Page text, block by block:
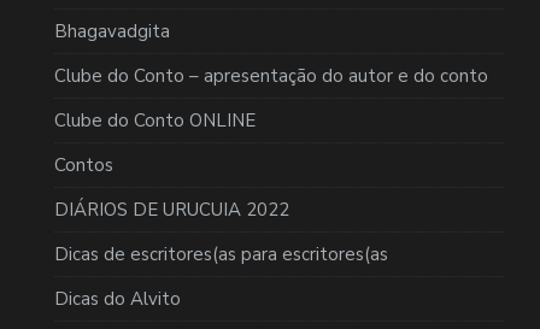
Bhagavadgita
Clube do Conto – apresentação do autor e do conto
Clube do Conto ONLINE
Contos
DIÁRIOS DE URUCUIA 2022
Dicas de escritores(as para escritores(as
Dicas do Alvito